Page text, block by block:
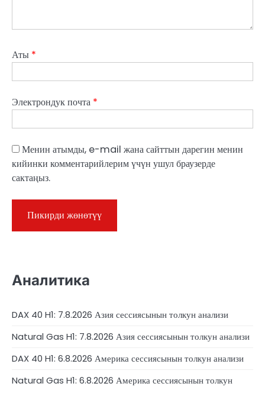
Аты *
Электрондук почта *
Менин атымды, e-mail жана сайттын дарегин менин
кийинки комментарийлерим үчүн ушул браузерде
сактаңыз.
Аналитика
DAX 40 H1: 7.8.2026 Азия сессиясынын толкун анализи
Natural Gas H1: 7.8.2026 Азия сессиясынын толкун анализи
DAX 40 H1: 6.8.2026 Америка сессиясынын толкун анализи
Natural Gas H1: 6.8.2026 Америка сессиясынын толкун